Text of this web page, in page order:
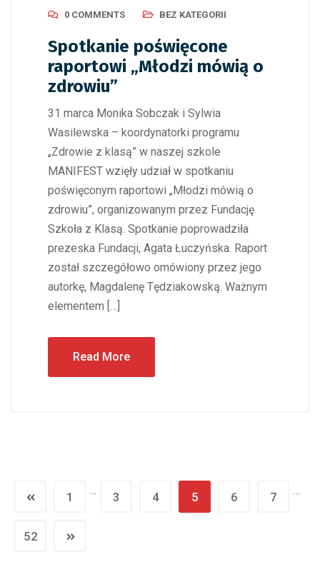
0 COMMENTS BEZ KATEGORII
Spotkanie poświęcone
raportowi „Młodzi mówią o
zdrowiu”
31 marca Monika Sobczak i Sylwia
Wasilewska – koordynatorki programu
„Zdrowie z klasą” w naszej szkole
MANIFEST wzięły udział w spotkaniu
poświęconym raportowi „Młodzi mówią o
zdrowiu”, organizowanym przez Fundację
Szkoła z Klasą. Spotkanie poprowadziła
prezeska Fundacji, Agata Łuczyńska. Raport
został szczegółowo omówiony przez jego
autorkę, Magdalenę Tędziakowską. Ważnym
elementem […]
Read More
1 … 3 4 5 6 7 …
52